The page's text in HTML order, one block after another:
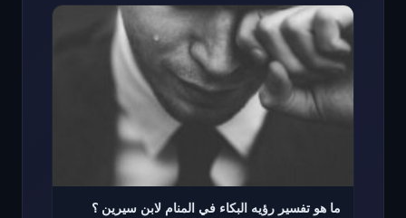
ما هو تفسير رؤيه البكاء في المنام لابن سيرين ؟